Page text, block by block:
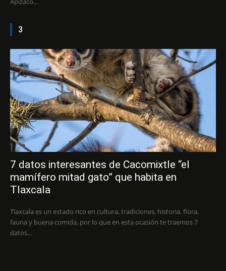
3
7 datos interesantes de Cacomixtle “el
mamífero mitad gato” que habita en
Tlaxcala
Tlaxcala es un estado rico en cultura, tradiciones, historia, flora,
fauna y buena comida, por lo que en esta ocasión te traemos 7
datos...